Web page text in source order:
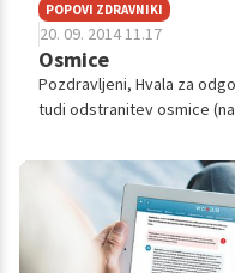
POPOVI ZDRAVNIKI
20. 09. 2014 11.17
Osmice
Pozdravljeni, Hvala za
tudi odstranitev osmice
t...